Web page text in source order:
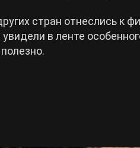
стран отнеслись к
в ленте